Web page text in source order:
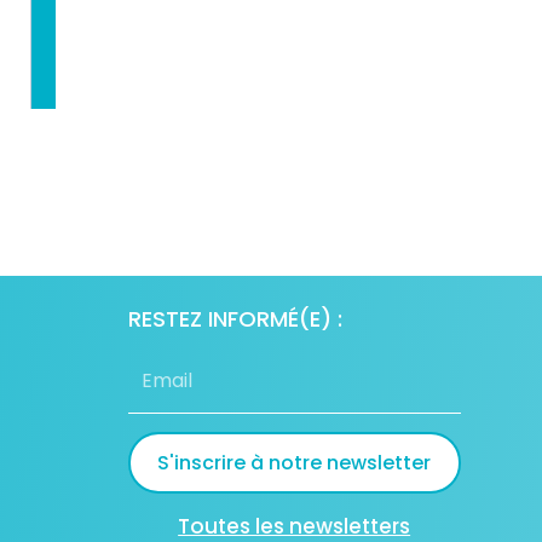
RESTEZ INFORMÉ(E) :
S'inscrire à notre newsletter
Toutes les newsletters